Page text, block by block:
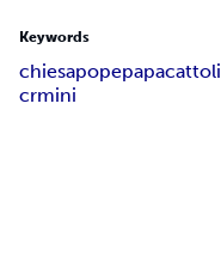
Keywords
chiesapopepapa
crmini